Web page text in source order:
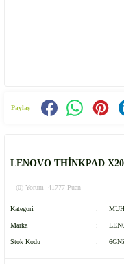
Paylaş
LENOVO THİNKPAD
(0) Yorum -41777 Puan
Kategori
Marka
Stok Kodu